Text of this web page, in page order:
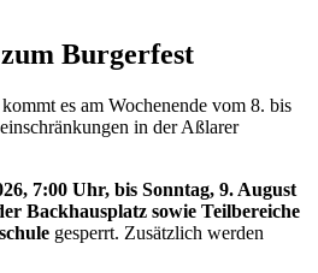
Burgerfest
es am Wochenende vom 8. bis
in der Aßlarer
7:00 Uhr, bis Sonntag, 9. August
Backhausplatz sowie Teilbereiche
gesperrt. Zusätzlich werden